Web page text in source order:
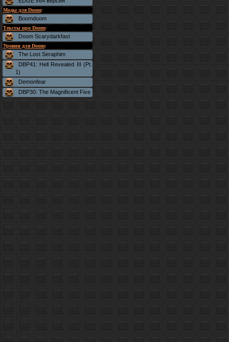
Моды для Doom:
Boomdoom
Тексты про Doom:
Doom Scarydarkfast
Уровни для Doom:
The Lost Seraphim
DBP41: Hell Revealed III (Pt.
1)
Demonfear
DBP30: The Magnificent Five